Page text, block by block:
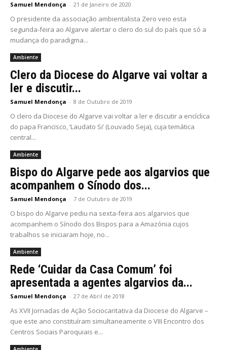
Samuel Mendonça - 21 de Janeiro de 2020
O presidente da associação ambientalista Zero veio esta
segunda-feira ao Algarve alertar o clero do sul do país que só a
mudança do paradigma...
Ambiente
Clero da Diocese do Algarve vai voltar a
ler e discutir...
Samuel Mendonça - 8 de Outubro de 2019
O clero da Diocese do Algarve vai voltar a ler e discutir a encíclica
do papa Francisco, ‘Laudato Si’ (Louvado Seja), cuja temática
central...
Ambiente
Bispo do Algarve pede aos algarvios que
acompanhem o Sínodo dos...
Samuel Mendonça - 7 de Outubro de 2019
O bispo do Algarve pediu na sexta-feira aos algarvios que
acompanhem o Sínodo dos Bispos para a Amazónia cujos
trabalhos se iniciaram hoje, no...
Ambiente
Rede ‘Cuidar da Casa Comum’ foi
apresentada a agentes algarvios da...
Samuel Mendonça - 27 de Abril de 2018
As XVII Jornadas de Ação Sociocaritativa da Diocese do Algarve –
que este ano constituíram simultaneamente o VIII Encontro dos
Centros Sociais Paroquiais e...